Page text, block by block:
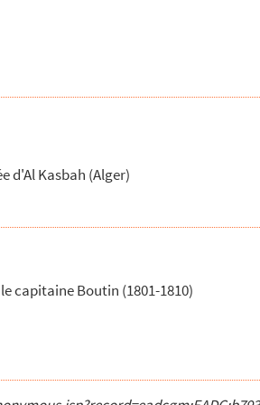
d'Al Kasbah (Alger)
capitaine Boutin (1801-1810)